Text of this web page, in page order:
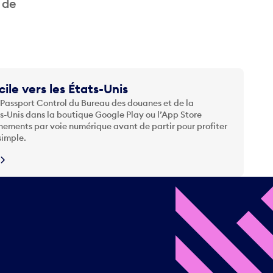
vers les États-Unis
Control du Bureau des douanes et de la
dans la boutique Google Play ou l’App Store
par voie numérique avant de partir pour profiter